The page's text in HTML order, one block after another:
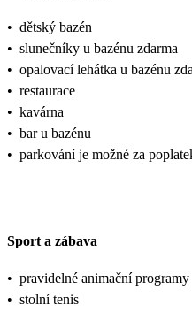
• dětský bazén
• slunečníky u bazénu zdarma
• opalovací lehátka u bazénu
• restaurace
• kavárna
• bar u bazénu
• parkování je možné za
Sport a zábava
• pravidelné animační programy
• stolní tenis